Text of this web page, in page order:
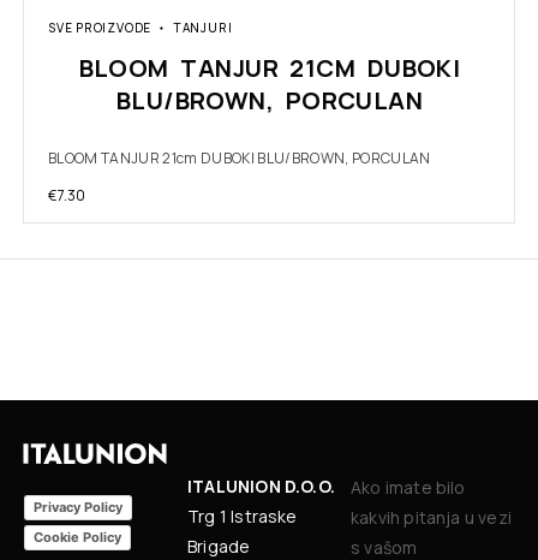
SVE PROIZVODE TANJURI
BLOOM TANJUR 21CM DUBOKI
BLU/BROWN, PORCULAN
BLOOM TANJUR 21cm DUBOKI BLU/BROWN, PORCULAN
€7.30
Privacy Policy
Cookie Policy
ITALUNION D.O.O.
Trg 1 Istraske
Brigade
Ako imate bilo
kakvih pitanja u vezi
s vašom